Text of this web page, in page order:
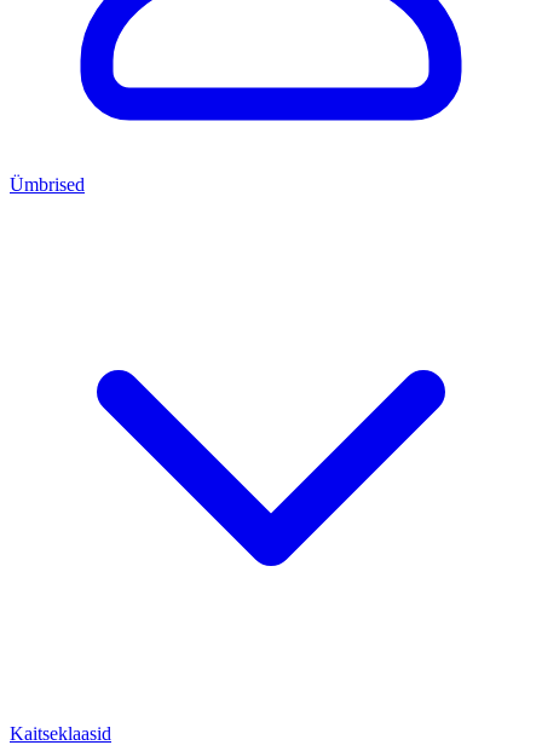
Ümbrised
Kaitseklaasid